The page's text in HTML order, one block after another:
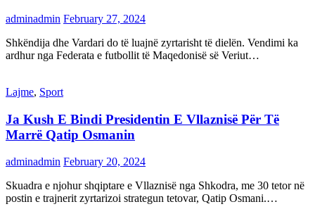
adminadmin February 27, 2024
Shkëndija dhe Vardari do të luajnë zyrtarisht të dielën. Vendimi ka
ardhur nga Federata e futbollit të Maqedonisë së Veriut…
Lajme, Sport
Ja Kush E Bindi Presidentin E Vllaznisë Për Të
Marrë Qatip Osmanin
adminadmin February 20, 2024
Skuadra e njohur shqiptare e Vllaznisë nga Shkodra, me 30 tetor në
postin e trajnerit zyrtarizoi strategun tetovar, Qatip Osmani.…